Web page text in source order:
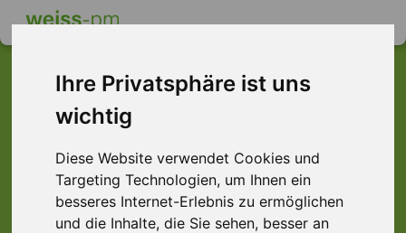
Ihre Privatsphäre ist uns
wichtig
Diese Website verwendet Cookies und
Targeting Technologien, um Ihnen ein
besseres Internet-Erlebnis zu ermöglichen
und die Inhalte, die Sie sehen, besser an
Dieser Job ist leider
nicht mehr verfügbar ...
... aber vielleicht ist hier etwas dabei: